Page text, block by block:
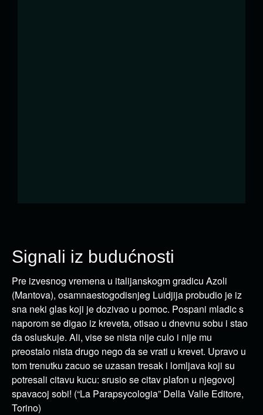
Signali iz budućnosti
Pre izvesnog vremena u italijanskogm gradicu Azoli
(Mantova), osamnaestogodisnjeg Luidjija probudio je iz
sna neki glas koji je dozivao u pomoc. Pospani mladic s
naporom se digao iz kreveta, otisao u dnevnu sobu i stao
da osluskuje. Ali, vise se nista nije culo i nije mu
preostalo nista drugo nego da se vrati u krevet. Upravo u
tom trenutku zacuo se uzasan tresak i lomljava koji su
potresali citavu kucu: srusio se citav plafon u njegovoj
spavacoj sobi! (“La Parapsycologia” Della Valle Editore,
Torino)